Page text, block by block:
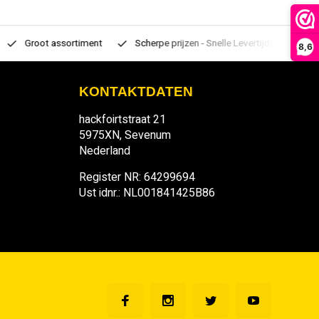
8,6
Groot assortiment Scherpe prijzen - Snelle Levertijden 7
KONTAKTDATEN
hackfoirtstraat 21
5975XN, Sevenum
Nederland
Register NR: 64299694
Ust idnr.: NL001841425B86